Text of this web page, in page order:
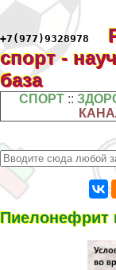
+7(977)9328978
спорт -
база
СПОРТ ::
Пиелонефрит